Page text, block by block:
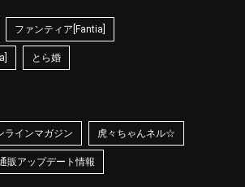
ファンティア[Fantia]
とら婚
ラインマガジン 虎々ちゃんネル☆
販アップデート情報